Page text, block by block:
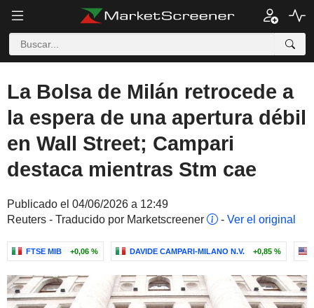
La Bolsa de Milán retrocede a
la espera de una apertura débil
en Wall Street; Campari
destaca mientras Stm cae
Publicado el 04/06/2026 a 12:49
Reuters - Traducido por Marketscreener
- Ver el original
FTSE MIB +0,06 % DAVIDE CAMPARI-MILANO N.V. +0,85 %